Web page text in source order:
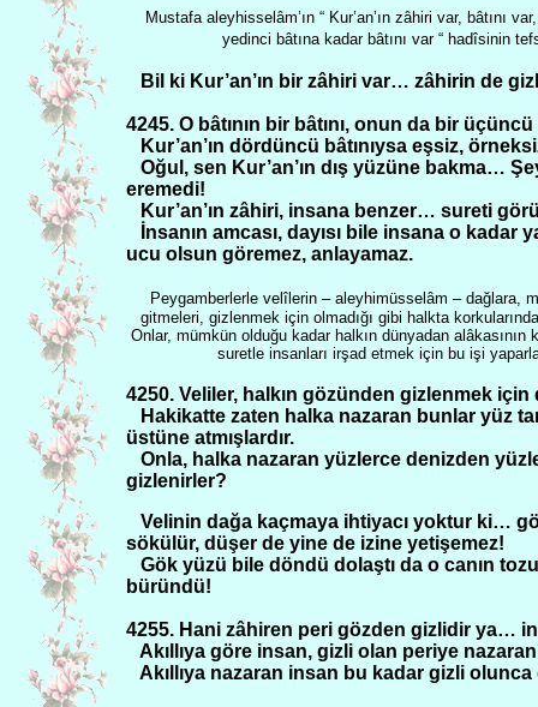
Mustafa aleyhisselâm’ın “ Kur’an’ın zâhiri var, bâtını
yedinci bâtına kadar bâtını var “ hadîsinin
Bil ki Kur’an’ın bir zâhiri var… zâhirin de
4245. O bâtının bir bâtını, onun da bir
Kur’an’ın dördüncü bâtınıysa eşsiz,
Oğul, sen Kur’an’ın dış yüzüne bakma…
eremedi!
Kur’an’ın zâhiri, insana benzer… sureti
İnsanın amcası, dayısı bile insana o
ucu olsun göremez, anlayamaz.
Peygamberlerle velîlerin – aleyhimüsselâm – dağlara,
gitmeleri, gizlenmek için olmadığı gibi halkta
Onlar, mümkün olduğu kadar halkın dünyadan alâkasının
suretle insanları irşad etmek için bu işi
4250. Veliler, halkın gözünden gizlenmek
Hakikatte zaten halka nazaran bunlar yüz
üstüne atmışlardır.
Onla, halka nazaran yüzlerce denizden
gizlenirler?
Velinin dağa kaçmaya ihtiyacı yoktur ki…
sökülür, düşer de yine de izine yetişemez!
Gök yüzü bile döndü dolaştı da o canın
büründü!
4255. Hani zâhiren peri gözden gizlidir ya…
Akıllıya göre insan, gizli olan periye
Akıllıya nazaran insan bu kadar gizli